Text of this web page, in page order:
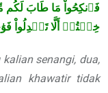
فَٱنكِحُواْ مَا طَابَ
خِفۡتُمۡ أَلَّا تَعۡدِلُواْ
senangi, dua,
khawatir tidak